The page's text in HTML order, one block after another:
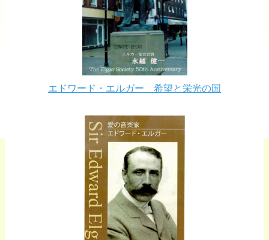
エドワード・エルガー 希望と栄光の国